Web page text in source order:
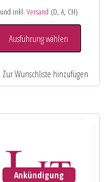
und inkl. Versand (D, A, CH)
Ausführung wählen
Ankündigung